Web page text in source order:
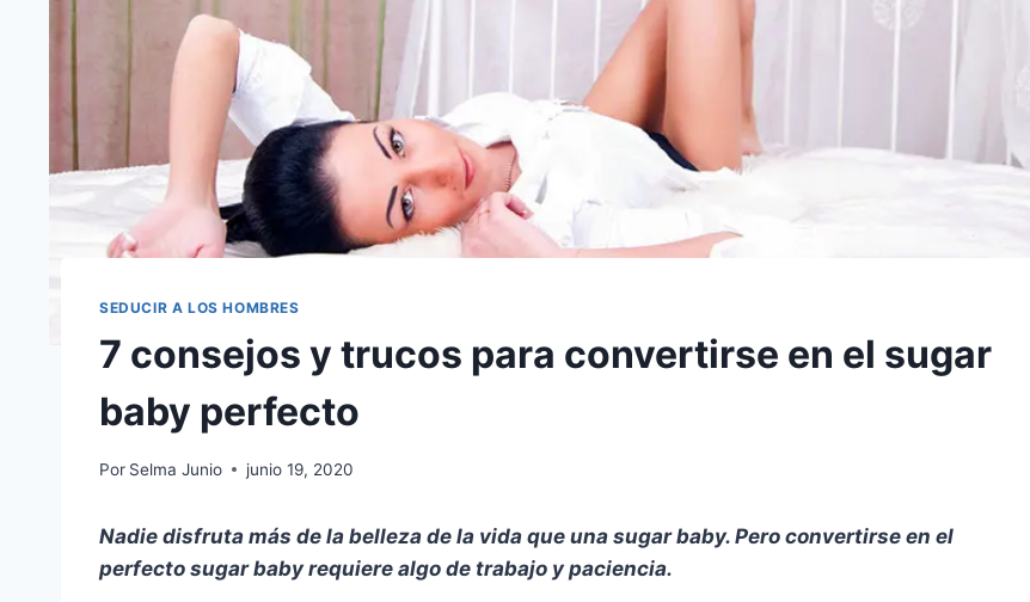
SEDUCIR A LOS HOMBRES
7 consejos y trucos para convertirse en el sugar
baby perfecto
Por Selma Junio junio 19, 2020
Nadie disfruta más de la belleza de la vida que una sugar baby. Pero convertirse en el
perfecto sugar baby requiere algo de trabajo y paciencia.